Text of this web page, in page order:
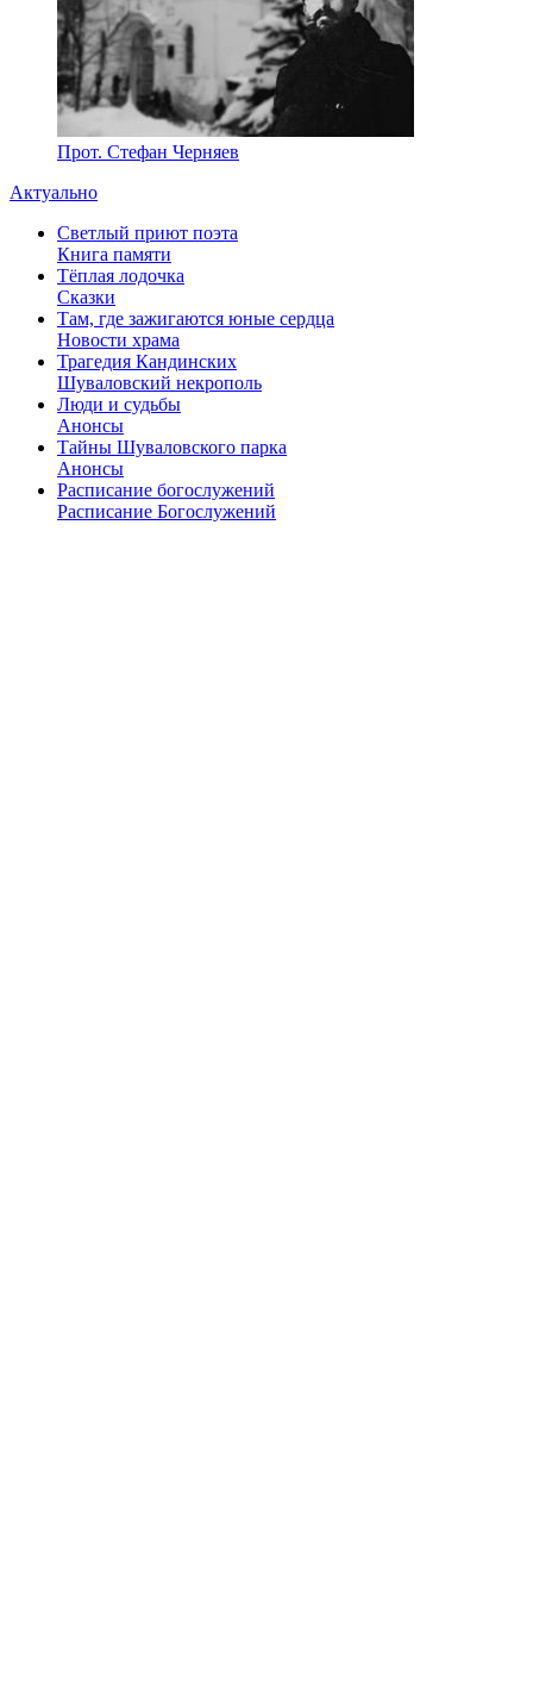
Прот. Стефан Черняев
Актуально
Светлый приют поэта
Книга памяти
Тёплая лодочка
Сказки
Там, где зажигаются юные сердца
Новости храма
Трагедия Кандинских
Шуваловский некрополь
Люди и судьбы
Анонсы
Тайны Шуваловского парка
Анонсы
Расписание богослужений
Расписание Богослужений